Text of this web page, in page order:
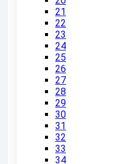
21
22
23
24
25
26
27
28
29
30
31
32
33
34